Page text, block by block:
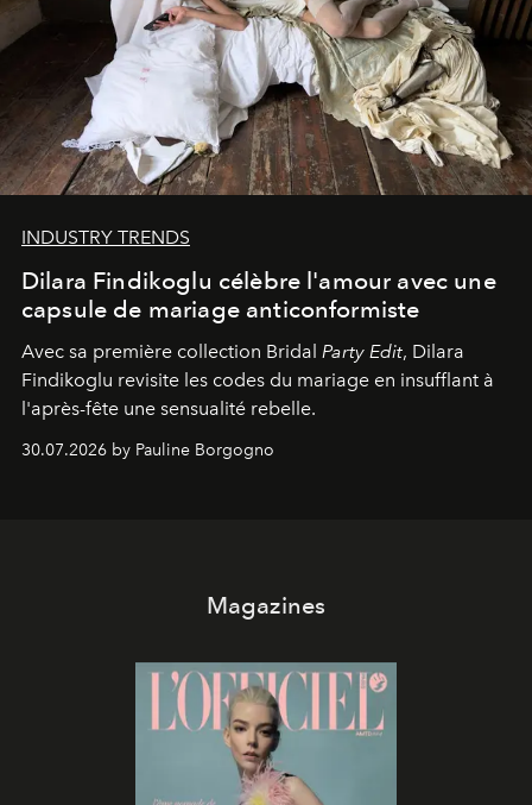
INDUSTRY TRENDS
Dilara Findikoglu célèbre l'amour avec une
capsule de mariage anticonformiste
Avec sa première collection Bridal Party Edit, Dilara
Findikoglu revisite les codes du mariage en insufflant à
l'après-fête une sensualité rebelle.
30.07.2026 by Pauline Borgogno
Magazines